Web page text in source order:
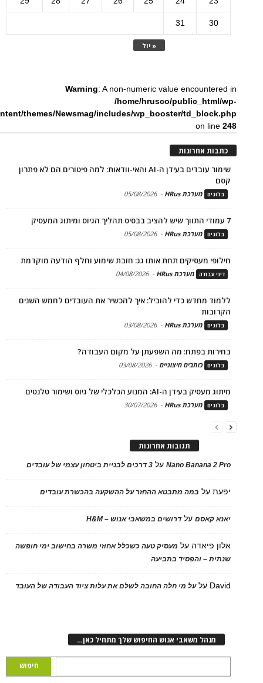
« יול
30
31
Warning: A non-numeric value encountered in
/home/hrusco/public_html/wp-
themes/Newsmag/includes/wp_booster/td_block.php
on line248
כתבות אחרונות
שימור עובדים בעידן ה-AI והאי-וודאות: למה פיטורים הם לא פתרון
קסם
בלוגים מערכת HRus -
05/08/2026
7 עמודי התווך שיש להציב בבסיס תהליך הגיוס ומיתוג המעסיק
בלוגים מערכת HRus -
05/08/2026
חילופי מעסיקים תחת אותו גג: חובת שימוע וחלף הודעה מוקדמת
דיני עבודה מערכת HRus -
04/08/2026
ללמוד מחדש כדי להוביל: איך להכשיר את העובדים לחמש השנים
הקרובות
בלוגים מערכת HRus -
03/08/2026
בחירות בפתח: מה השפעתן על מקום העבודה?
בלוגים כותבים חיצוניים -
03/08/2026
מיתוג מעסיק בעידן ה-AI: המנוע הכלכלי של גיוס ושימור טלנטים
בלוגים מערכת HRus -
30/07/2026
תגובות אחרונות
Nano Banana 2 Proעל 3 דרכים לבניית ביטחון עצמי של עובדים
יפעתעל במה מתבטא ההחזר על ההשקעה בהכשרת עובדים
יאנא קאסםעלדרושים במשאבי אנוש – H&M
אלון פיאדה על מעסיק טעה כשכלל אחוזי משרה בחישוב ימי חופשה
שנתית – והפסיד בתביעה
David עלעל מי חלה החובה לשלם את עלות ציוד העבודה של העובד
מנהל משאבי אנוש החיפוש שלך מתחיל כאן…